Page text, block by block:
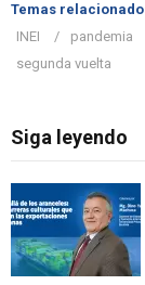
Temas
INEI
pandemia
segunda vuelta
Siga leyendo